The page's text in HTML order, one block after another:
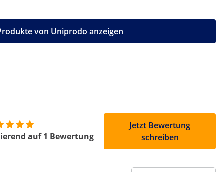
von Uniprodo anzeigen
auf 1 Bewertung
Jetzt Bewertung
schreiben